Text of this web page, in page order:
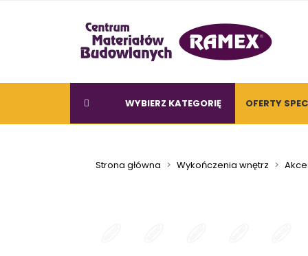
WYBIERZ KATEGORIĘ OFERTY
Strona główna Wykończenia wnętrz